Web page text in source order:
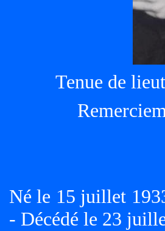
Tenue de
Né le 15 juillet
- Décédé le 23